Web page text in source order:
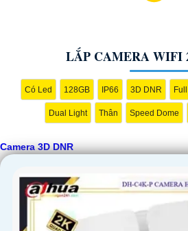
LẮP CAMERA WIFI
Có Led 128GB IP66 3D DNR
Dual Light Thân Speed Dome
Camera 3D DNR